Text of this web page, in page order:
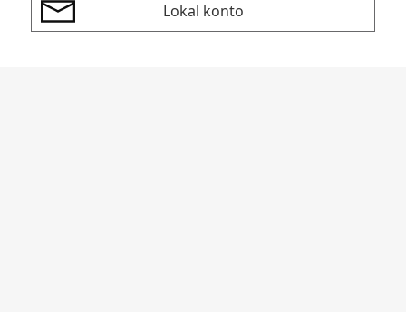
Lokal konto